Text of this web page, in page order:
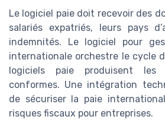
Le logiciel paie doit recevoir des
salariés expatriés, leurs pays
indemnités. Le logiciel pour
internationale orchestre le cycle
logiciels paie produisent
conformes. Une intégration
de sécuriser la paie
risques fiscaux pour entreprises.